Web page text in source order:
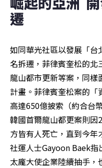
遷
如同華光社區以發展「
名拆遷，菲律賓奎松的
龍山都市更新等案，同
計畫。菲律賓奎松案的
高達650億披索（約合台
韓國首爾龍山都更案則
方皆有人死亡，直到今
社運人士Gayoon Baek
太龐大使企業陸續抽手，